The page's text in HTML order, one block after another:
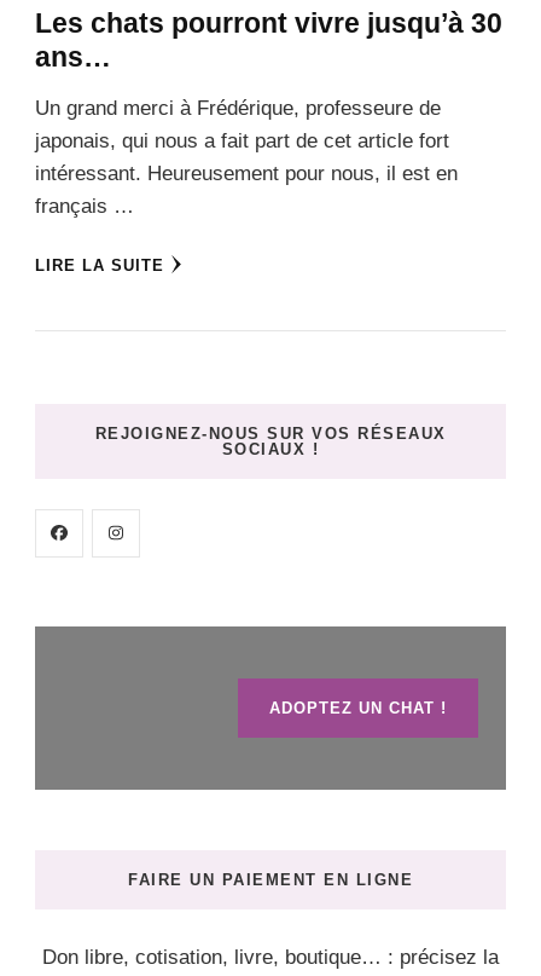
Les chats pourront vivre jusqu’à 30
ans…
Un grand merci à Frédérique, professeure de
japonais, qui nous a fait part de cet article fort
intéressant. Heureusement pour nous, il est en
français …
LIRE LA SUITE
REJOIGNEZ-NOUS SUR VOS RÉSEAUX
SOCIAUX !
ADOPTEZ UN CHAT !
FAIRE UN PAIEMENT EN LIGNE
Don libre, cotisation, livre, boutique… : précisez la